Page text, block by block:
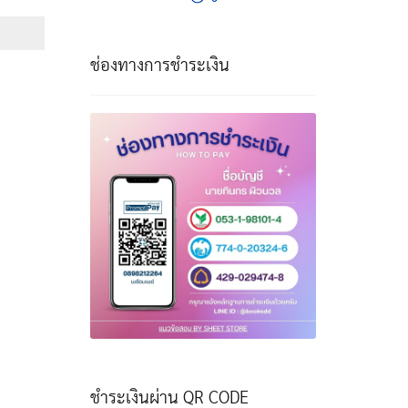
ช่องทางการชำระเงิน
ชำระเงินผ่าน QR CODE